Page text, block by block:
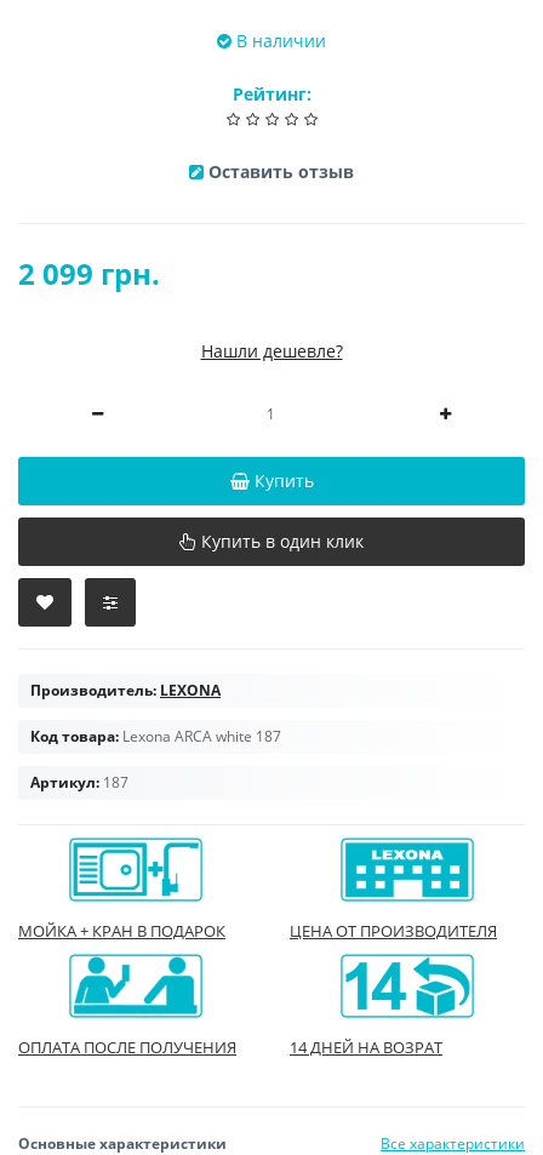
В наличии
Рейтинг:
Оставить отзыв
2 099 грн.
Нашли дешевле?
Купить
Купить в один клик
Производитель: LEXONA
Код товара: Lexona ARCA white 187
Артикул: 187
МОЙКА + КРАН В ПОДАРОК ЦЕНА ОТ ПРОИЗВОДИТЕЛЯ
ОПЛАТА ПОСЛЕ ПОЛУЧЕНИЯ 14 ДНЕЙ НА ВОЗРАТ
Основные характеристики Все характеристики